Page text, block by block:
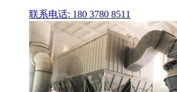
联系电话: 180 3780 8511